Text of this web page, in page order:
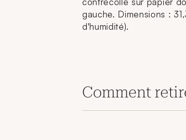
gauche. Dimensions :
d'humidité).
Comment